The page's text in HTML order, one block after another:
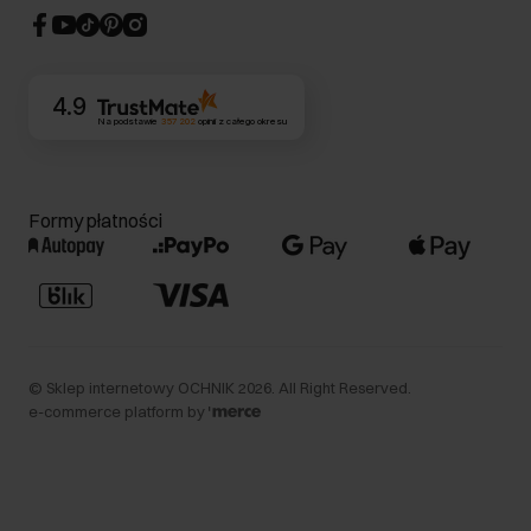
CSR
4.9
Na podstawie 357 202opinii z całego okresu
Formy płatności
© Sklep internetowy OCHNIK 2026 . All Right Reserved.
e-commerce platform by